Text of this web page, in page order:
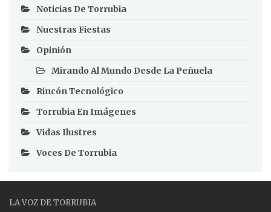
Noticias De Torrubia
Nuestras Fiestas
Opinión
Mirando Al Mundo Desde La Peñuela
Rincón Tecnológico
Torrubia En Imágenes
Vidas Ilustres
Voces De Torrubia
LA VOZ DE TORRUBIA